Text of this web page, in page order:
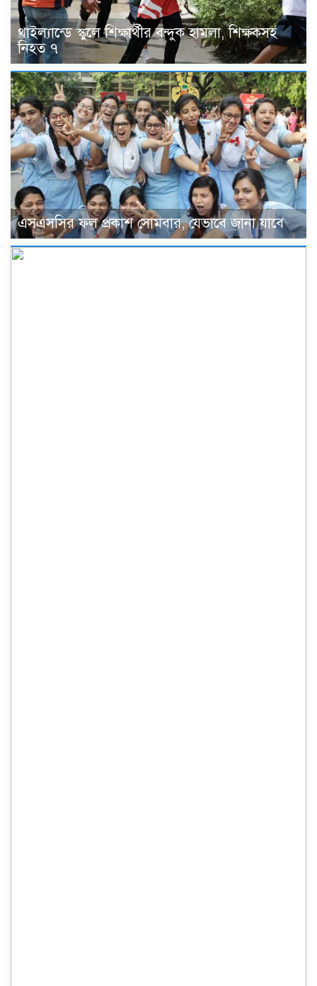
থাইল্যান্ডে স্কুলে শিক্ষার্থীর বন্দুক হামলা, শিক্ষকসহ
নিহত ৭
এসএসসির ফল প্রকাশ সোমবার, যেভাবে জানা যাবে